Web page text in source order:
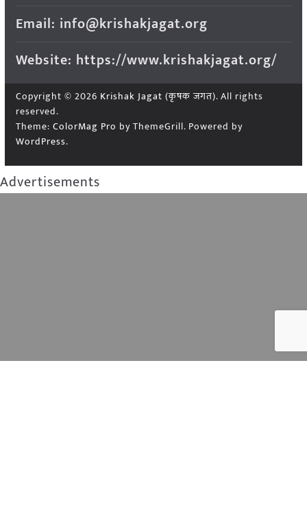
Email: info@krishakjagat.org
Website: https://www.krishakjagat.org/
Copyright © 2026 Krishak Jagat (कृषक जगत). All rights
reserved.
Theme: ColorMag Pro by ThemeGrill. Powered by
WordPress.
Advertisements